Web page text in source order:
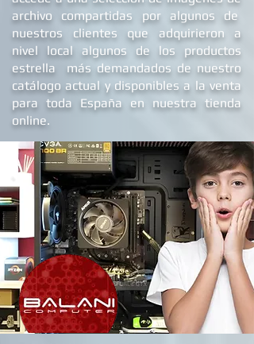
einstalacionesdesde su fundación y
accede a una selección de imágenes de
archivo compartidas por algunos de
nuestros clientes que adquirieron a
nivel local algunos de los productos
estrella más demandados de nuestro
catálogo actual y disponibles a la venta
para toda España en nuestra tienda
online.